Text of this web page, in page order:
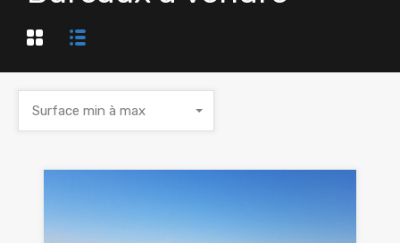
Surface min à max